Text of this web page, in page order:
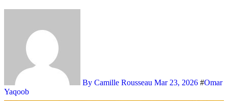
By Camille Rousseau Mar 23, 2026 #Omar
Yaqoob